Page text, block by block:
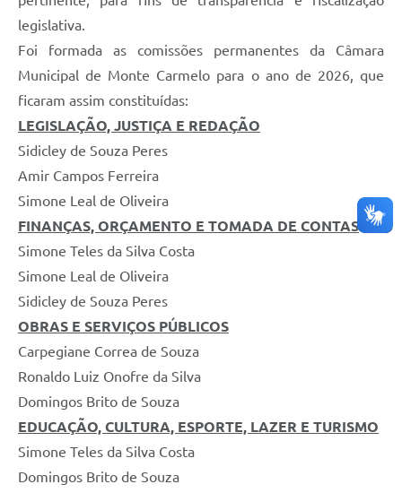
legislativa.
Foi formada as comissões permanentes da Câmara
Municipal de Monte Carmelo para o ano de 2026, que
ficaram assim constituídas:
LEGISLAÇÃO, JUSTIÇA E REDAÇÃO
Sidicley de Souza Peres
Amir Campos Ferreira
Simone Leal de Oliveira
FINANÇAS, ORÇAMENTO E TOMADA DE CONTAS
Simone Teles da Silva Costa
Simone Leal de Oliveira
Sidicley de Souza Peres
OBRAS E SERVIÇOS PÚBLICOS
Carpegiane Correa de Souza
Ronaldo Luiz Onofre da Silva
Domingos Brito de Souza
EDUCAÇÃO, CULTURA, ESPORTE, LAZER E TURISMO
Simone Teles da Silva Costa
Domingos Brito de Souza